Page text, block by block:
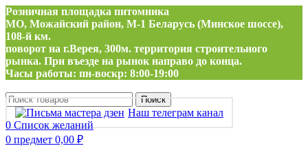
Розничная площадка питомника
МО, Можайский район, М-1 Беларусь (Минское шоссе),
108-й км.
поворот на г.Верея, 300м. территория строительного
рынка. При въезде на рынок направо до конца.
Часы работы: пн-воскр: 8:00-19:00
Поиск
Наш телеграм канал
0 Список желаний
0 предмет 0,00 ₽